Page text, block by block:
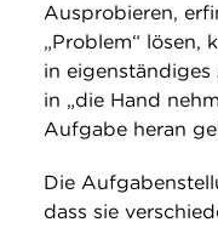
Ausprobieren,
„Problem“ lösen,
in eigenständiges
in „die Hand
Aufgabe heran
Die
dass sie